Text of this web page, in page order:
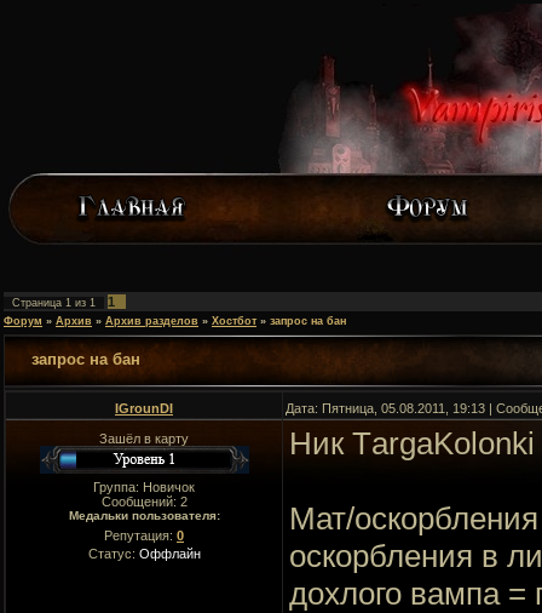
Страница 1 из 1 1
Форум » Архив » Архив разделов » Хостбот » запрос на бан
запрос на бан
IGrounDI Дата: Пятница, 05.08.2011, 19:13 |
Зашёл в карту
Группа: Новичок
Сообщений: 2
Медальки пользователя:
Репутация: 0
Статус: Оффлайн
Ник TаrgaKolonki
Мат/
оскорбления в
дохлого вампа =